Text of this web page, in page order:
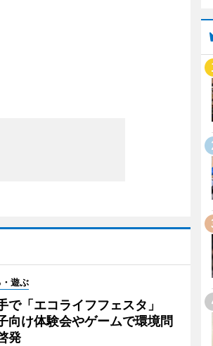
・遊ぶ
で「エコライフフェスタ」
向け体験会やゲームで環境問
発